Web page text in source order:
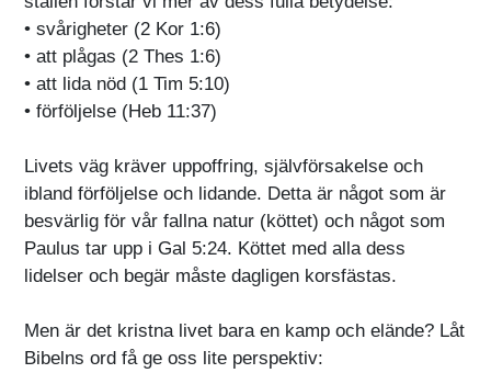
• svårigheter (2 Kor 1:6)
• att plågas (2 Thes 1:6)
• att lida nöd (1 Tim 5:10)
• förföljelse (Heb 11:37)
Livets väg kräver uppoffring, självförsakelse och
ibland förföljelse och lidande. Detta är något som är
besvärlig för vår fallna natur (köttet) och något som
Paulus tar upp i Gal 5:24. Köttet med alla dess
lidelser och begär måste dagligen korsfästas.
Men är det kristna livet bara en kamp och elände? Låt
Bibelns ord få ge oss lite perspektiv: